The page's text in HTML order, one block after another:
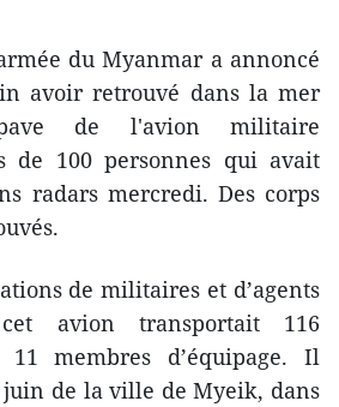
du Myanmar a annoncé
avoir retrouvé dans la mer
de l'avion militaire
de 100 personnes qui avait
radars mercredi. Des corps
de militaires et d’agents
cet avion transportait 116
11 membres d’équipage. Il
de la ville de Myeik, dans